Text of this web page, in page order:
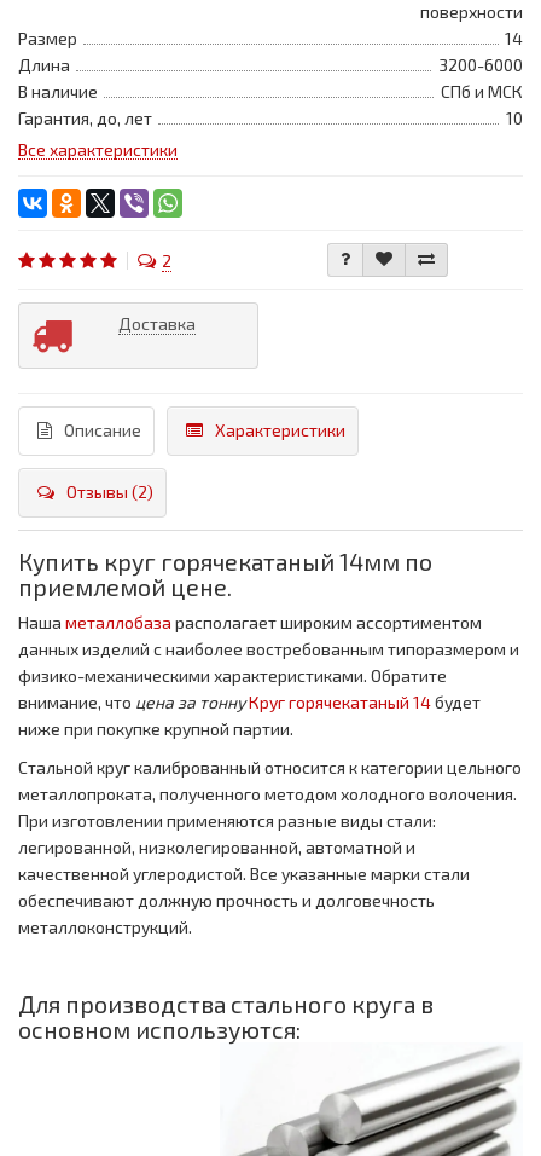
поверхности
Размер
14
Длина
3200-6000
В наличие
СПб и МСК
Гарантия, до, лет
10
Все характеристики
2
Доставка
Описание Характеристики
Отзывы (2)
Купить круг горячекатаный 14мм по
приемлемой цене.
Наша металлобаза располагает широким ассортиментом
данных изделий с наиболее востребованным типоразмером и
физико-механическими характеристиками. Обратите
внимание, что цена за тоннуКруг горячекатаный 14будет
ниже при покупке крупной партии.
Стальной круг калиброванный относится к категории цельного
металлопроката, полученного методом холодного волочения.
При изготовлении применяются разные виды стали:
легированной, низколегированной, автоматной и
качественной углеродистой. Все указанные марки стали
обеспечивают должную прочность и долговечность
металлоконструкций.
Для производства стального круга в
основном используются: